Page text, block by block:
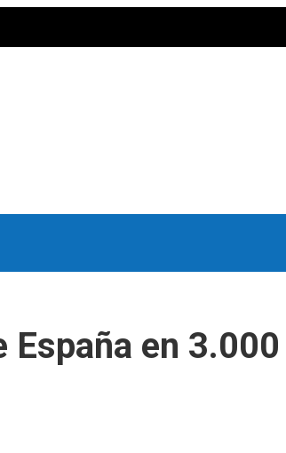
España en